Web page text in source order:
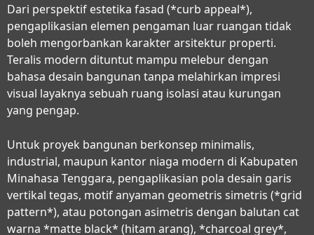
Dari perspektif estetika fasad (*curb appeal*),
pengaplikasian elemen pengaman luar ruangan tidak
boleh mengorbankan karakter arsitektur properti.
Teralis modern dituntut mampu melebur dengan
bahasa desain bangunan tanpa melahirkan impresi
visual layaknya sebuah ruang isolasi atau kurungan
yang pengap.
Untuk proyek bangunan berkonsep minimalis,
industrial, maupun kantor niaga modern di Kabupaten
Minahasa Tenggara, pengaplikasian pola desain garis
vertikal tegas, motif anyaman geometris simetris (*grid
pattern*), atau potongan asimetris dengan balutan cat
warna *matte black* (hitam arang), *charcoal grey*,